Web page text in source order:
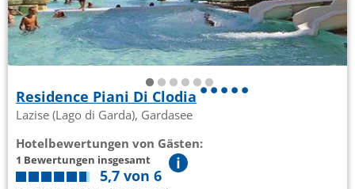
Residence Piani Di Clodia
Lazise (Lago di Garda), Gardasee
Hotelbewertungen von Gästen:
1 Bewertungen insgesamt
5,7 von 6